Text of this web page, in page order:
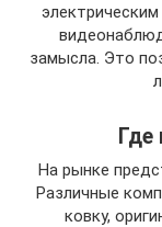
замысла. Это
Где
На рынке
Различные
ковку,